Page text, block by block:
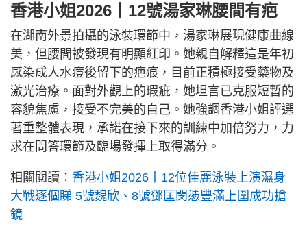
香港小姐2026丨12號湯家琳腰間有疤
在湖南外景拍攝的泳裝環節中，湯家琳展現健康曲線
美，但腰間被發現有明顯紅印。她親自解釋這是年初
感染成人水痘後留下的疤痕，目前正積極接受藥物及
激光治療。面對外觀上的瑕疵，她坦言已克服短暫的
容貌焦慮，接受不完美的自己。她強調香港小姐評選
著重整體表現，承諾在接下來的訓練中加倍努力，力
求在問答環節及臨場發揮上取得滿分。
相關閱讀： 香港小姐2026丨12位佳麗泳裝上演濕身
大戰逐個睇 5號魏欣、8號鄧匡閔憑豐滿上圍成功搶
鏡